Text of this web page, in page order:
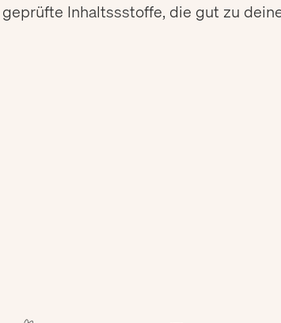
Inhaltssstoffe, die gut zu